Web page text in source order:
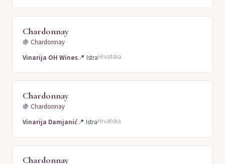
Chardonnay
🍇 Chardonnay
Vinarija OH Wines📍 IstraHrvatska
Chardonnay
🍇 Chardonnay
Vinarija Damjanić📍 IstraHrvatska
Chardonnay